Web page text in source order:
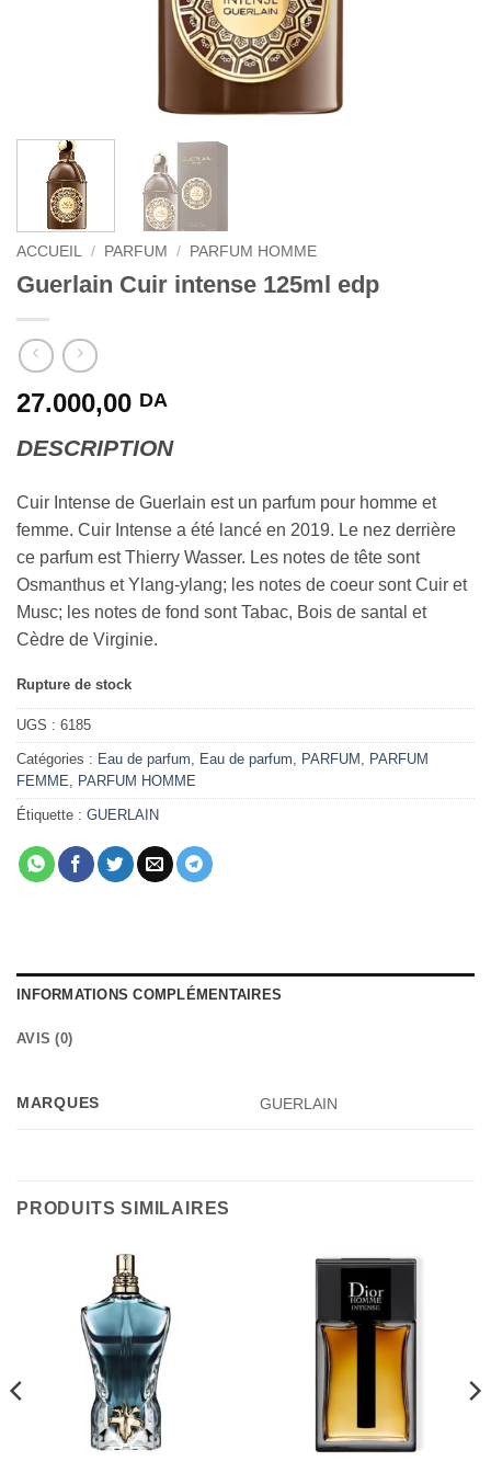
ACCUEIL / PARFUM / PARFUM HOMME
Guerlain Cuir intense 125ml edp
27.000,00 DA
DESCRIPTION
Cuir Intense de Guerlain est un parfum pour homme et
femme. Cuir Intense a été lancé en 2019. Le nez derrière
ce parfum est Thierry Wasser. Les notes de tête sont
Osmanthus et Ylang-ylang; les notes de coeur sont Cuir et
Musc; les notes de fond sont Tabac, Bois de santal et
Cèdre de Virginie.
Rupture de stock
UGS : 6185
Catégories : Eau de parfum Eau de parfum PARFUM
PARFUM
FEMME
PARFUM HOMME
Étiquette : GUERLAIN
INFORMATIONS COMPLÉMENTAIRES
AVIS (0)
MARQUES GUERLAIN
PRODUITS SIMILAIRES